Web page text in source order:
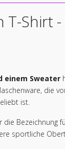
T-Shirt
einem Sweater
die
ist.
die Bezeichnung
sportliche